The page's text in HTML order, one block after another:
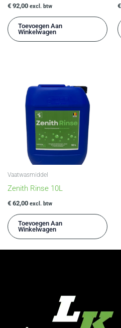
€ 92,00 excl. btw
Toevoegen Aan
Winkelwagen
€
Vaatwasmiddel
Zenith Rinse 10L
€ 62,00 excl. btw
Toevoegen Aan
Winkelwagen